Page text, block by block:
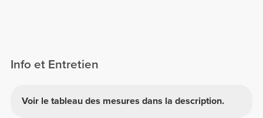
Info et Entretien
Voir le tableau des mesures dans la description.